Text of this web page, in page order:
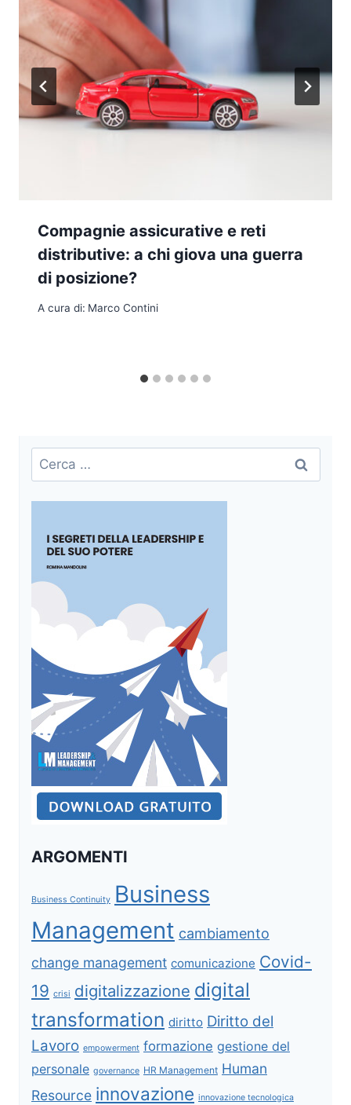
Compagnie assicurative e reti
distributive: a chi giova una guerra
di posizione?
A cura di: Marco Contini
Ricerca
per:
ARGOMENTI
Business Continuity Business
Management cambiamento
change management comunicazione Covid-
19 crisi digitalizzazione digital
transformation diritto Diritto del
Lavoro empowerment formazione gestione del
personale governance HR Management Human
Resource innovazione innovazione tecnologica